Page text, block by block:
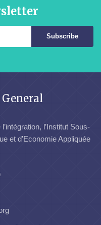
Subscribe
l’Institut Sous-
et d’Economie Appliquée